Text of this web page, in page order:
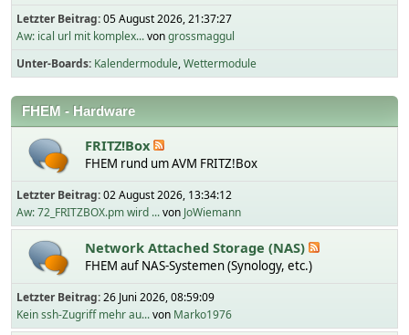
Letzter Beitrag:05 August 2026, 21:37:27
Aw: ical url mit komplex...vongrossmaggul
Unter-Boards Kalendermodule Wettermodule
FHEM - Hardware
FRITZ!Box
FHEM rund um AVM FRITZ!Box
Letzter Beitrag:02 August 2026, 13:34:12
Aw: 72_FRITZBOX.pm wird ...von JoWiemann
Network Attached Storage (NAS)
FHEM auf NAS-Systemen (Synology, etc.)
Letzter Beitrag:26 Juni 2026, 08:59:09
Kein ssh-Zugriff mehr au...von Marko1976